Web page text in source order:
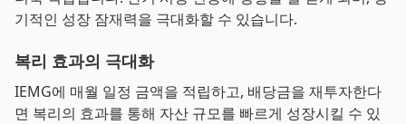
기적인 성장 잠재력을 극대화할 수 있습니다.
복리 효과의 극대화
IEMG에 매월 일정 금액을 적립하고, 배당금을 재투자한다
면 복리의 효과를 통해 자산 규모를 빠르게 성장시킬 수 있